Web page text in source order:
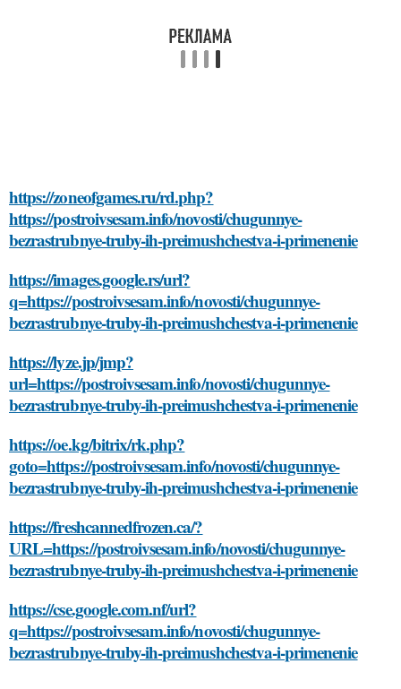
https://zoneofgames.ru/rd.php?
https://postroivsesam.info/novosti/chugunnye-
bezrastrubnye-truby-ih-preimushchestva-i-primenenie
https://images.google.rs/url?
q=https://postroivsesam.info/novosti/chugunnye-
bezrastrubnye-truby-ih-preimushchestva-i-primenenie
https://lyze.jp/jmp?
url=https://postroivsesam.info/novosti/chugunnye-
bezrastrubnye-truby-ih-preimushchestva-i-primenenie
https://oe.kg/bitrix/rk.php?
goto=https://postroivsesam.info/novosti/chugunnye-
bezrastrubnye-truby-ih-preimushchestva-i-primenenie
https://freshcannedfrozen.ca/?
URL=https://postroivsesam.info/novosti/chugunnye-
bezrastrubnye-truby-ih-preimushchestva-i-primenenie
https://cse.google.com.nf/url?
q=https://postroivsesam.info/novosti/chugunnye-
bezrastrubnye-truby-ih-preimushchestva-i-primenenie